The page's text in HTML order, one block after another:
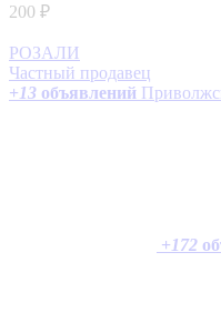
200 ₽
РОЗАЛИ
Частный продавец
+13 объявлений
+172